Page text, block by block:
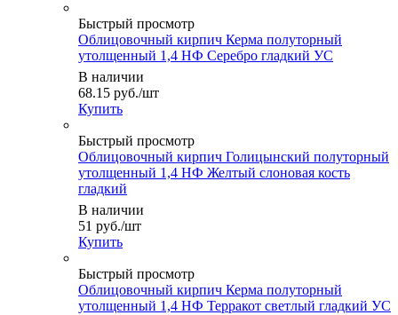
Быстрый просмотр
Облицовочный кирпич Керма полуторный
утолщенный 1,4 НФ Серебро гладкий УС
В наличии
68.15 руб./шт
Купить
Быстрый просмотр
Облицовочный кирпич Голицынский полуторный
утолщенный 1,4 НФ Желтый слоновая кость
гладкий
В наличии
51 руб./шт
Купить
Быстрый просмотр
Облицовочный кирпич Керма полуторный
утолщенный 1,4 НФ Терракот светлый гладкий УС